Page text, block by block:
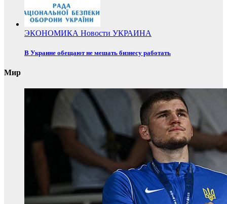
ЭКОНОМИКА Новости УКРАИНА
В Украине обещают не мешать бизнесу работать
Мир